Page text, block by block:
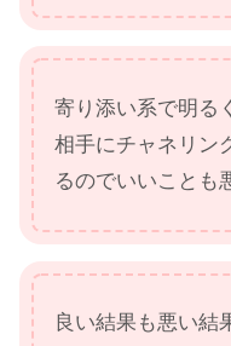
寄り添い系で明る
相手にチャネリン
るのでいいことも
良い結果も悪い結